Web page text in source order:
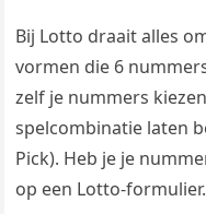
Bij Lotto draait alles
vormen die 6
zelf je nummers
spelcombinatie laten
Pick). Heb je je
op een Lotto-formulier.